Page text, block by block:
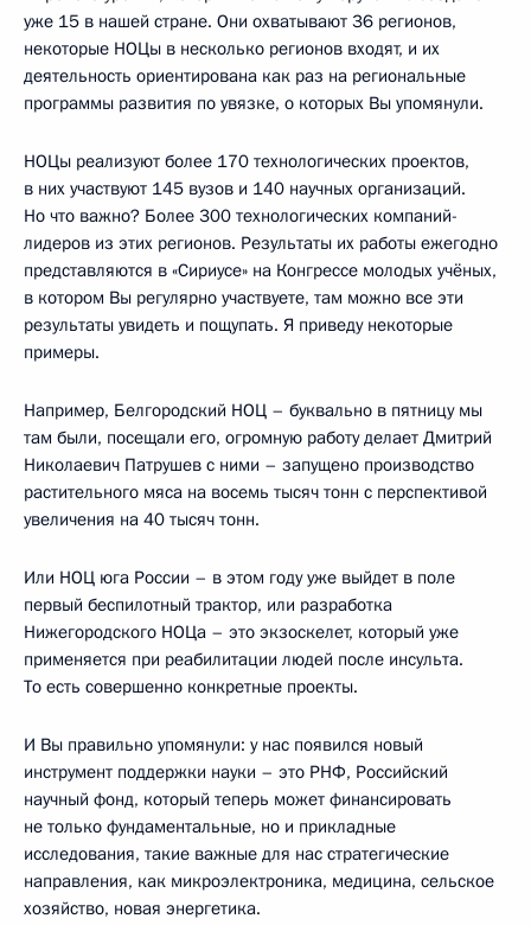
уже 15 в нашей стране. Они охватывают 36 регионов,
некоторые НОЦы в несколько регионов входят, и их
деятельность ориентирована как раз на региональные
программы развития по увязке, о которых Вы упомянули.
НОЦы реализуют более 170 технологических проектов,
в них участвуют 145 вузов и 140 научных организаций.
Но что важно? Более 300 технологических компаний-
лидеров из этих регионов. Результаты их работы ежегодно
представляются в «Сириусе» на Конгрессе молодых учёных,
в котором Вы регулярно участвуете, там можно все эти
результаты увидеть и пощупать. Я приведу некоторые
примеры.
Например, Белгородский НОЦ – буквально в пятницу мы
там были, посещали его, огромную работу делает Дмитрий
Николаевич Патрушев с ними – запущено производство
растительного мяса на восемь тысяч тонн с перспективой
увеличения на 40 тысяч тонн.
Или НОЦ юга России – в этом году уже выйдет в поле
первый беспилотный трактор, или разработка
Нижегородского НОЦа – это экзоскелет, который уже
применяется при реабилитации людей после инсульта.
То есть совершенно конкретные проекты.
И Вы правильно упомянули: у нас появился новый
инструмент поддержки науки – это РНФ, Российский
научный фонд, который теперь может финансировать
не только фундаментальные, но и прикладные
исследования, такие важные для нас стратегические
направления, как микроэлектроника, медицина, сельское
хозяйство, новая энергетика.